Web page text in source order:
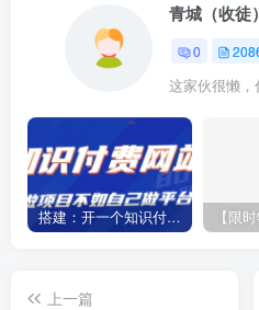
青城（收徒）
0
这家伙很懒
搭建：开一个知识付费资源网站，24小时全自动赚钱！
上一篇